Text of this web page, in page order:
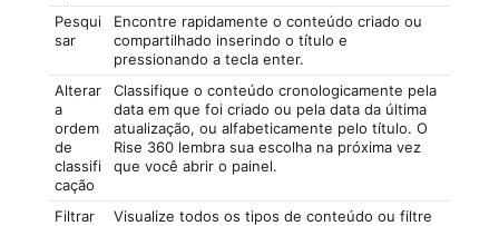
Pesqui
sar
Encontre rapidamente o conteúdo criado ou
compartilhado inserindo o título e
pressionando a tecla enter.
Alterar
a
ordem
de
classifi
cação
Classifique o conteúdo cronologicamente pela
data em que foi criado ou pela data da última
atualização, ou alfabeticamente pelo título. O
Rise 360 lembra sua escolha na próxima vez
que você abrir o painel.
Filtrar
Visualize todos os tipos de conteúdo ou filtre